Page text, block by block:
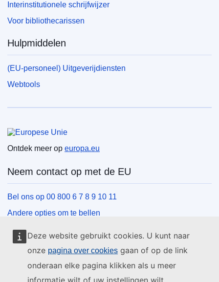
Deze website gebruikt cookies. U kunt naar
onze pagina over cookies gaan of op de link
onderaan elke pagina klikken als u meer
informatie wilt of uw instellingen wilt
Interinstitutionele schrijfwijzer
Voor bibliothecarissen
Hulpmiddelen
(EU-personeel) Uitgeverijdiensten
Webtools
Ontdek meer op europa.eu
Neem contact op met de EU
Bel ons op 00 800 6 7 8 9 10 11
Andere opties om te bellen
Schrijf ons via het contactformulier
Ontmoet ons in een van de EU-centra